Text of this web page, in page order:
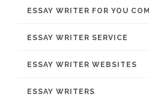
ESSAY WRITER FOR YOU COM
ESSAY WRITER SERVICE
ESSAY WRITER WEBSITES
ESSAY WRITERS